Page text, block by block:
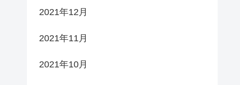
2021年12月
2021年11月
2021年10月